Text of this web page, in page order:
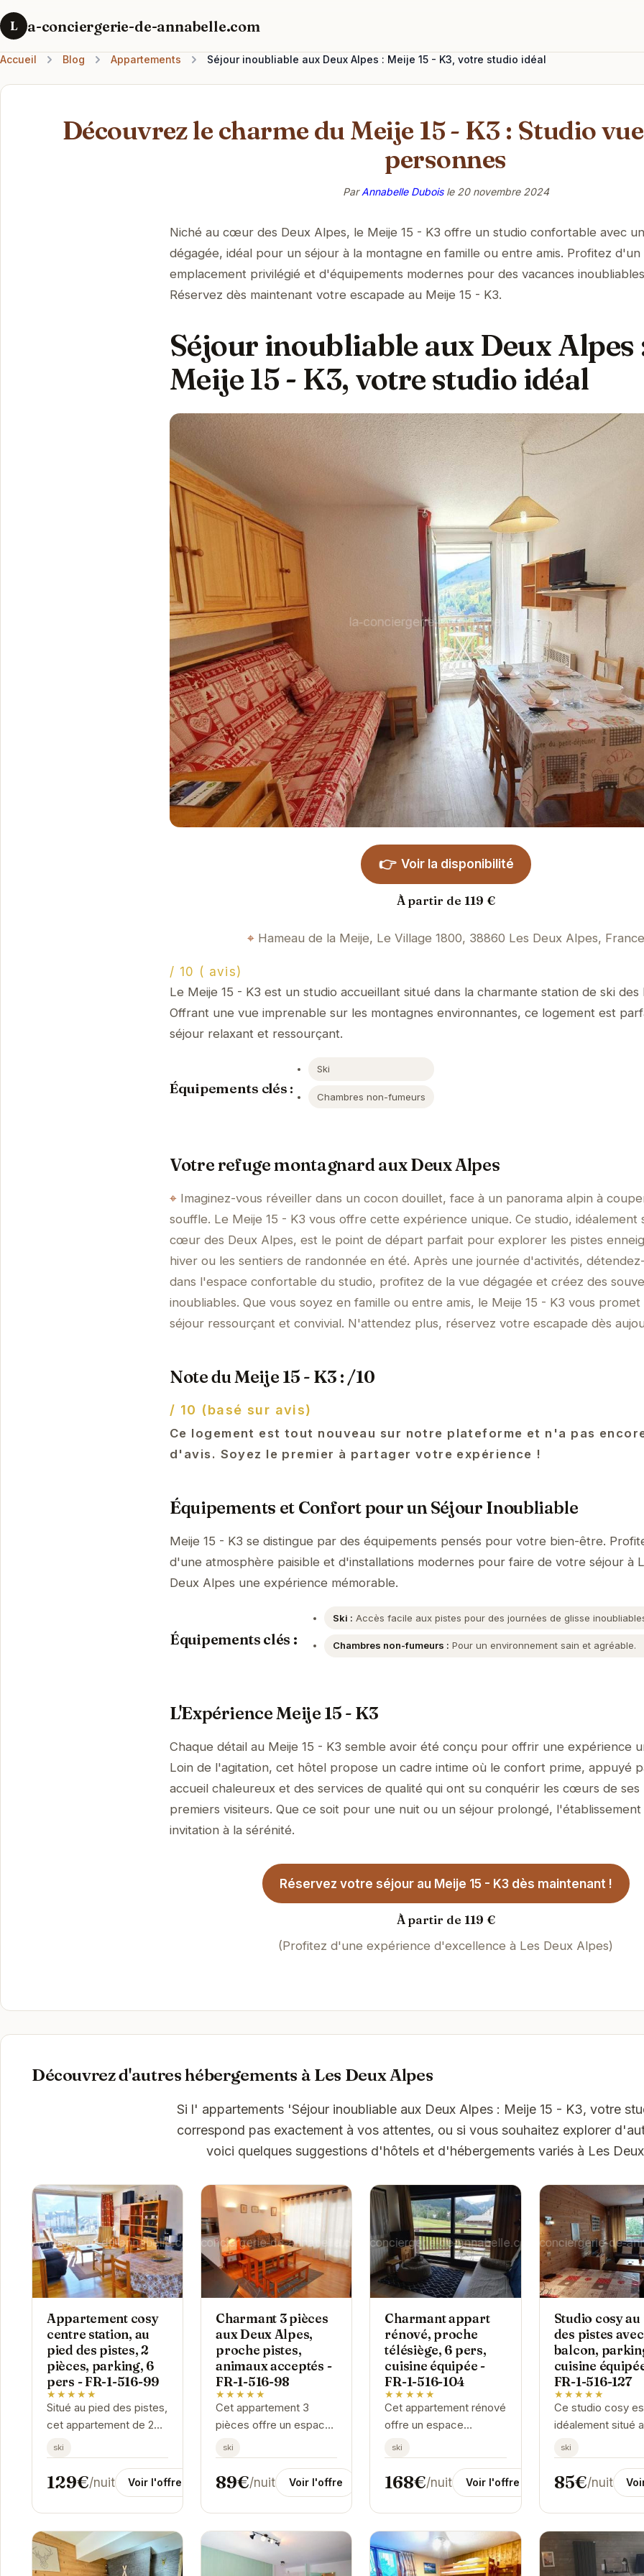
L a-conciergerie-de-annabelle.com
Accueil Blog Appartements Séjour inoubliable aux Deux Alpes : Meije 15 - K3, votre studio idéal
Découvrez le charme du Meije 15 - K3 : Studio
personnes
ParAnnabelle Duboisle 20 novembre 2024
Niché au cœur des Deux Alpes, le Meije 15 - K3 offre un studio confortable avec
dégagée, idéal pour un séjour à la montagne en famille ou entre amis. Profitez d'un
emplacement privilégié et d'équipements modernes pour des vacances
Réservez dès maintenant votre escapade au Meije 15 - K3.
Séjour inoubliable aux Deux Alpes
Meije 15 - K3, votre studio idéal
👉 Voir la disponibilité
À partir de 119 €
Hameau de la Meije, Le Village 1800, 38860 Les Deux Alpes, France
/ 10 ( avis)
Le Meije 15 - K3 est un studio accueillant situé dans la charmante station de ski des
Offrant une vue imprenable sur les montagnes environnantes, ce logement est
séjour relaxant et ressourçant.
Équipements clés :
Ski
Chambres non-fumeurs
Votre refuge montagnard aux Deux Alpes
Imaginez-vous réveiller dans un cocon douillet, face à un panorama alpin à
souffle. Le Meije 15 - K3 vous offre cette expérience unique. Ce studio, idéalement
cœur des Deux Alpes, est le point de départ parfait pour explorer les pistes
hiver ou les sentiers de randonnée en été. Après une journée d'activités,
dans l'espace confortable du studio, profitez de la vue dégagée et créez des
inoubliables. Que vous soyez en famille ou entre amis, le Meije 15 - K3 vous promet
séjour ressourçant et convivial. N'attendez plus, réservez votre escapade dès
Note du Meije 15 - K3 : /10
/ 10 (basé sur avis)
Ce logement est tout nouveau sur notre plateforme et n'a pas
d'avis. Soyez le premier à partager votre expérience !
Équipements et Confort pour un Séjour Inoubliable
Meije 15 - K3 se distingue par des équipements pensés pour votre bien-être.
d'une atmosphère paisible et d'installations modernes pour faire de votre séjour à
Deux Alpes une expérience mémorable.
Équipements clés :
Ski : Accès facile aux pistes pour des journées de glisse
Chambres non-fumeurs : Pour un environnement sain et agréable.
L'Expérience Meije 15 - K3
Chaque détail au Meije 15 - K3 semble avoir été conçu pour offrir une expérience
Loin de l'agitation, cet hôtel propose un cadre intime où le confort prime, appuyé
accueil chaleureux et des services de qualité qui ont su conquérir les cœurs de ses
premiers visiteurs. Que ce soit pour une nuit ou un séjour prolongé,
invitation à la sérénité.
Réservez votre séjour au Meije 15 - K3 dès maintenant !
À partir de 119 €
(Profitez d'une expérience d'excellence à Les Deux Alpes)
Découvrez d'autres hébergements à Les Deux Alpes
Si l' appartements 'Séjour inoubliable aux Deux Alpes : Meije 15 - K3, votre
correspond pas exactement à vos attentes, ou si vous souhaitez explorer
voici quelques suggestions d'hôtels et d'hébergements variés à Les
Appartement cosy
centre station, au
pied des pistes, 2
pièces, parking, 6
pers - FR-1-516-99
★★★★★
Situé au pied des pistes,
cet appartement de 2
pièces offre un accès
direct aux joies du ski.
Pouvant accueillir
jusqu'à 6 personnes, il
est...
ski
129€/nuit Voir l'offre
Charmant 3 pièces
aux Deux Alpes,
proche pistes,
animaux acceptés -
FR-1-516-98
★★★★★
Cet appartement 3
pièces offre un espace
confortable et
chaleureux pour votre
séjour au ski. Sa
proximité avec les
pistes est un atout
majeur,...
ski
89€/nuit Voir l'offre
Charmant appart
rénové, proche
télésiège, 6 pers,
cuisine équipée -
FR-1-516-104
★★★★★
Cet appartement rénové
offre un espace
convivial et confortable
pour 6 personnes,
idéalement situé à
proximité du télésiège
du Diable aux...
ski
168€/nuit Voir l'offre
Studio cosy
des pistes avec
balcon,
cuisine
FR-1-516-127
★★★★★
Ce studio cosy
idéalement situé
des pistes des
Alpes. Avec son
son parking et sa
équipée, il offre
ski
85€/nuit